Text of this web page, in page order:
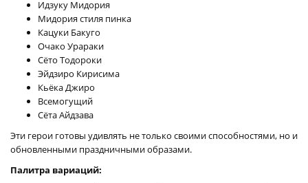
Идзуку Мидория
Мидория стиля пинка
Кацуки Бакуго
Очако Урараки
Сёто Тодороки
Эйдзиро Кирисима
Кьёка Джиро
Всемогущий
Сёта Айдзава
Эти герои готовы удивлять не только своими способностями, но и
обновленными праздничными образами.
Палитра вариаций: